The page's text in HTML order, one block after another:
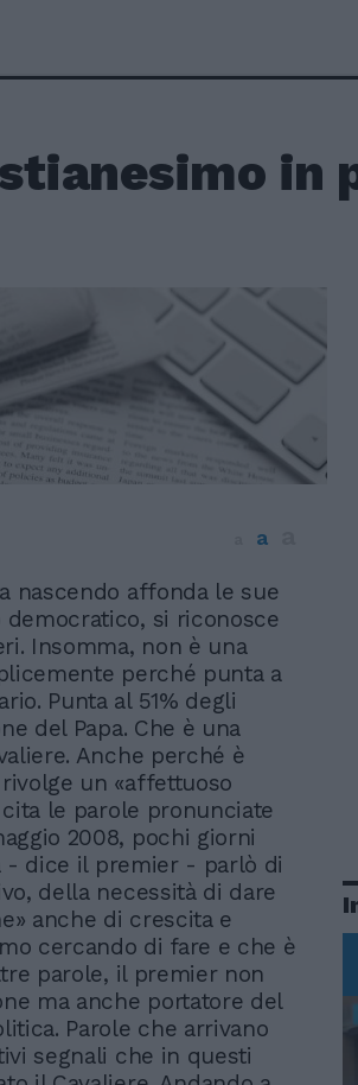
in
a
nascendo affonda le sue
si riconosce
Insomma, non è una
perché punta a
Punta al 51% degli
del Papa. Che è una
Anche perché è
un «affettuoso
le parole pronunciate
2008, pochi giorni
- dice il premier - parlò di
della necessità di dare
anche di crescita e
cercando di fare e che è
parole, il premier non
ma anche portatore del
Parole che arrivano
segnali che in questi